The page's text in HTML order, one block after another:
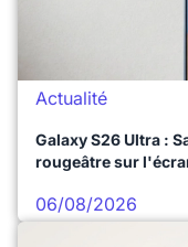
Actualité
Galaxy S26 Ultra :
rougeâtre sur
06/08/2026